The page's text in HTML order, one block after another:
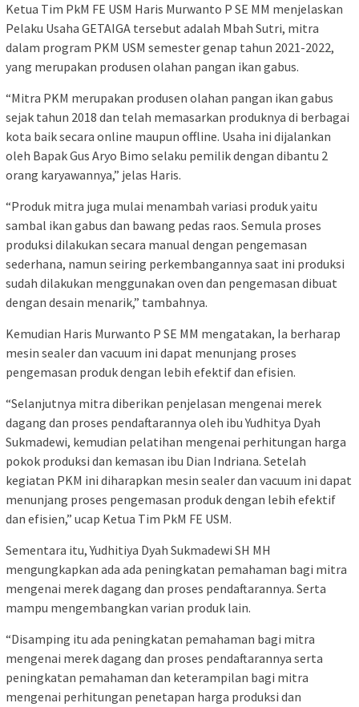
Ketua Tim PkM FE USM Haris Murwanto P SE MM menjelaskan
Pelaku Usaha GETAIGA tersebut adalah Mbah Sutri, mitra
dalam program PKM USM semester genap tahun 2021-2022,
yang merupakan produsen olahan pangan ikan gabus.
“Mitra PKM merupakan produsen olahan pangan ikan gabus
sejak tahun 2018 dan telah memasarkan produknya di berbagai
kota baik secara online maupun offline. Usaha ini dijalankan
oleh Bapak Gus Aryo Bimo selaku pemilik dengan dibantu 2
orang karyawannya,” jelas Haris.
“Produk mitra juga mulai menambah variasi produk yaitu
sambal ikan gabus dan bawang pedas raos. Semula proses
produksi dilakukan secara manual dengan pengemasan
sederhana, namun seiring perkembangannya saat ini produksi
sudah dilakukan menggunakan oven dan pengemasan dibuat
dengan desain menarik,” tambahnya.
Kemudian Haris Murwanto P SE MM mengatakan, Ia berharap
mesin sealer dan vacuum ini dapat menunjang proses
pengemasan produk dengan lebih efektif dan efisien.
“Selanjutnya mitra diberikan penjelasan mengenai merek
dagang dan proses pendaftarannya oleh ibu Yudhitya Dyah
Sukmadewi, kemudian pelatihan mengenai perhitungan harga
pokok produksi dan kemasan ibu Dian Indriana. Setelah
kegiatan PKM ini diharapkan mesin sealer dan vacuum ini dapat
menunjang proses pengemasan produk dengan lebih efektif
dan efisien,” ucap Ketua Tim PkM FE USM.
Sementara itu, Yudhitiya Dyah Sukmadewi SH MH
mengungkapkan ada ada peningkatan pemahaman bagi mitra
mengenai merek dagang dan proses pendaftarannya. Serta
mampu mengembangkan varian produk lain.
“Disamping itu ada peningkatan pemahaman bagi mitra
mengenai merek dagang dan proses pendaftarannya serta
peningkatan pemahaman dan keterampilan bagi mitra
mengenai perhitungan penetapan harga produksi dan